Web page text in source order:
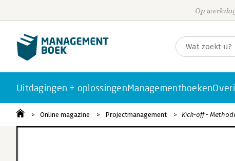
Op
Uitdagingen + oplossingenManagementboeken
Online magazine Projectmanagement Kick-off -